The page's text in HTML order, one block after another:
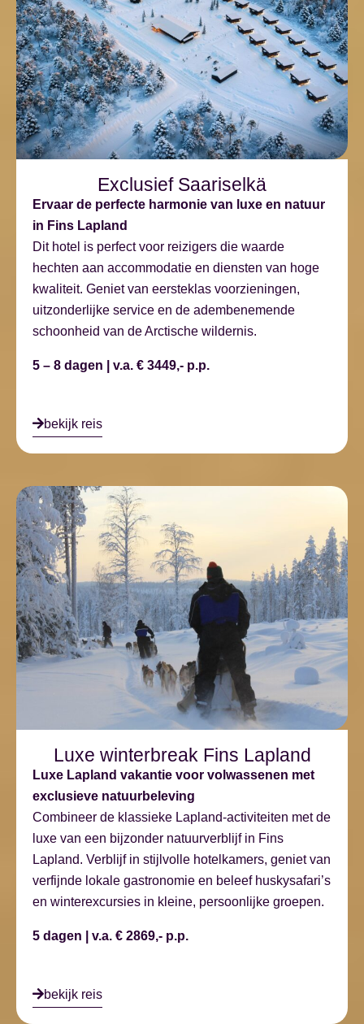
Exclusief Saariselkä
Ervaar de perfecte harmonie van luxe en natuur
in Fins Lapland
Dit hotel is perfect voor reizigers die waarde
hechten aan accommodatie en diensten van hoge
kwaliteit. Geniet van eersteklas voorzieningen,
uitzonderlijke service en de adembenemende
schoonheid van de Arctische wildernis.
5 – 8 dagen | v.a. € 3449,- p.p.
bekijk reis
Luxe winterbreak Fins Lapland
Luxe Lapland vakantie voor volwassenen met
exclusieve natuurbeleving
Combineer de klassieke Lapland-activiteiten met de
luxe van een bijzonder natuurverblijf in Fins
Lapland. Verblijf in stijlvolle hotelkamers, geniet van
verfijnde lokale gastronomie en beleef huskysafari’s
en winterexcursies in kleine, persoonlijke groepen.
5 dagen | v.a. € 2869,- p.p.
bekijk reis